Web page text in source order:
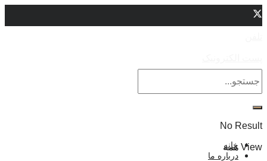
No Result
View همه
خانه
درباره ما